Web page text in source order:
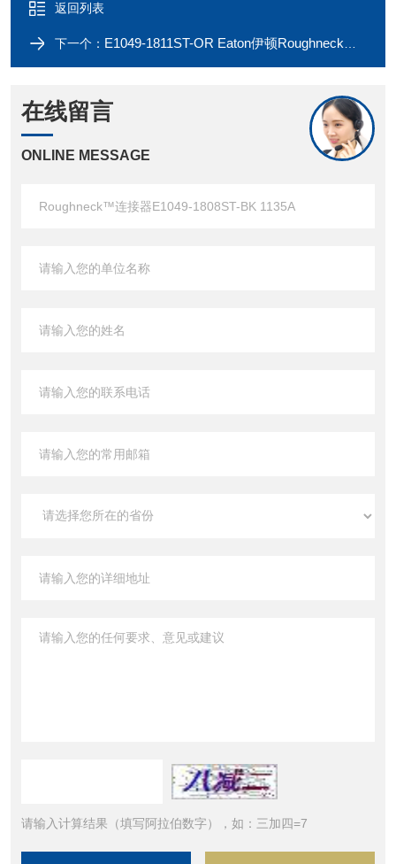
返回列表
下一个： E1049-1811ST-OR Eaton伊顿Roughneck™连接器E1049-1810ST-R 1135A
在线留言
ONLINE MESSAGE
请输入计算结果（填写阿拉伯数字），如：三加四=7